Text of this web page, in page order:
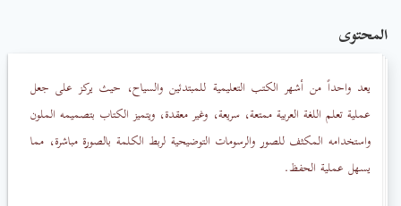
المحتوى
يعد واحداً من أشهر الكتب التعليمية للمبتدئين والسياح، حيث يركز على جعل
عملية تعلم اللغة العربية ممتعة، سريعة، وغير معقدة، ويتميز الكتاب بتصميمه الملون
واستخدامه المكثف للصور والرسومات التوضيحية لربط الكلمة بالصورة مباشرة، مما
يسهل عملية الحفظ.